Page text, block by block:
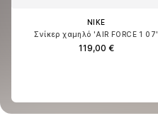
NIKE
Σνίκερ χαμηλό 'AIR FORCE 1 07'
119,00 €
NIKE
Σνίκερ χαμηλό 'AIR FORCE 1 07'
119,00 €